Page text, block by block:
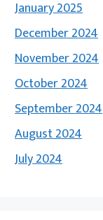
January 2025
December 2024
November 2024
October 2024
September 2024
August 2024
July 2024